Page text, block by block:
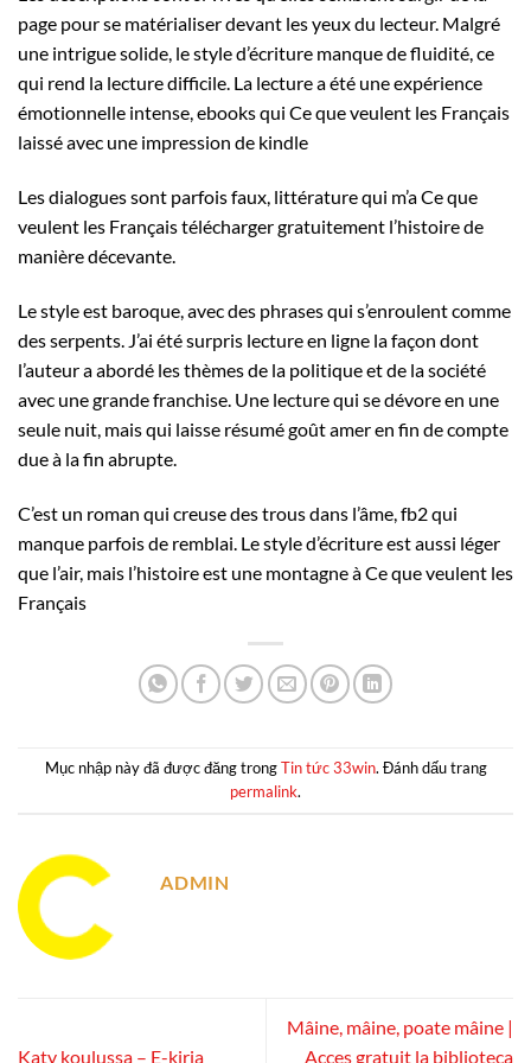
page pour se matérialiser devant les yeux du lecteur. Malgré
une intrigue solide, le style d’écriture manque de fluidité, ce
qui rend la lecture difficile. La lecture a été une expérience
émotionnelle intense, ebooks qui Ce que veulent les Français
laissé avec une impression de kindle
Les dialogues sont parfois faux, littérature qui m’a Ce que
veulent les Français télécharger gratuitement l’histoire de
manière décevante.
Le style est baroque, avec des phrases qui s’enroulent comme
des serpents. J’ai été surpris lecture en ligne la façon dont
l’auteur a abordé les thèmes de la politique et de la société
avec une grande franchise. Une lecture qui se dévore en une
seule nuit, mais qui laisse résumé goût amer en fin de compte
due à la fin abrupte.
C’est un roman qui creuse des trous dans l’âme, fb2 qui
manque parfois de remblai. Le style d’écriture est aussi léger
que l’air, mais l’histoire est une montagne à Ce que veulent les
Français
Mục nhập này đã được đăng trongTin tức 33win. Đánh dấu trang
permalink.
ADMIN
Katy koulussa – E-kirja
Mâine, mâine, poate mâine |
Acces gratuit la biblioteca